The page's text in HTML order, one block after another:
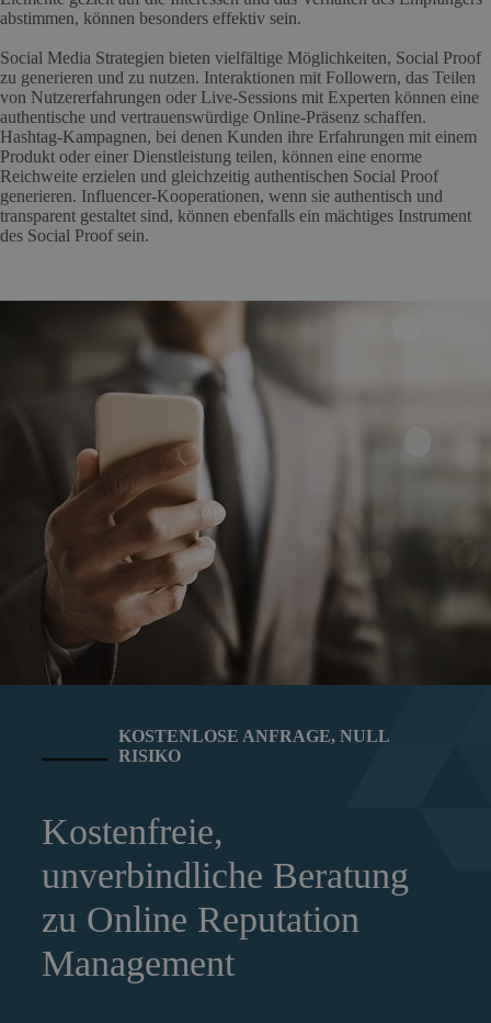
abstimmen, können besonders effektiv sein.
Social Media Strategien bieten vielfältige Möglichkeiten, Social Proof
zu generieren und zu nutzen. Interaktionen mit Followern, das Teilen
von Nutzererfahrungen oder Live-Sessions mit Experten können eine
authentische und vertrauenswürdige Online-Präsenz schaffen.
Hashtag-Kampagnen, bei denen Kunden ihre Erfahrungen mit einem
Produkt oder einer Dienstleistung teilen, können eine enorme
Reichweite erzielen und gleichzeitig authentischen Social Proof
generieren. Influencer-Kooperationen, wenn sie authentisch und
transparent gestaltet sind, können ebenfalls ein mächtiges Instrument
des Social Proof sein.
KOSTENLOSE ANFRAGE, NULL
RISIKO
Kostenfreie,
unverbindliche Beratung
zu Online Reputation
Management